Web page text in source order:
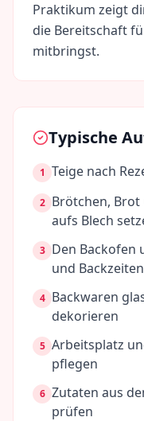
Praktikum zeigt
die Bereitschaft
mitbringst.
Typische
1 Teige nach
2 Brötchen,
aufs Blech
3 Den Backofen
und
4 Backwaren
dekorieren
5 Arbeitsplatz
pflegen
6 Zutaten aus
prüfen